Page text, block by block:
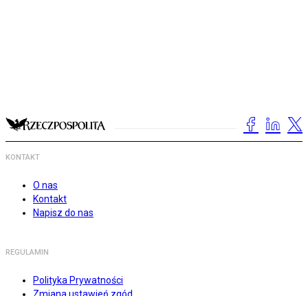
KONTAKT
O nas
Kontakt
Napisz do nas
REGULAMIN
Polityka Prywatności